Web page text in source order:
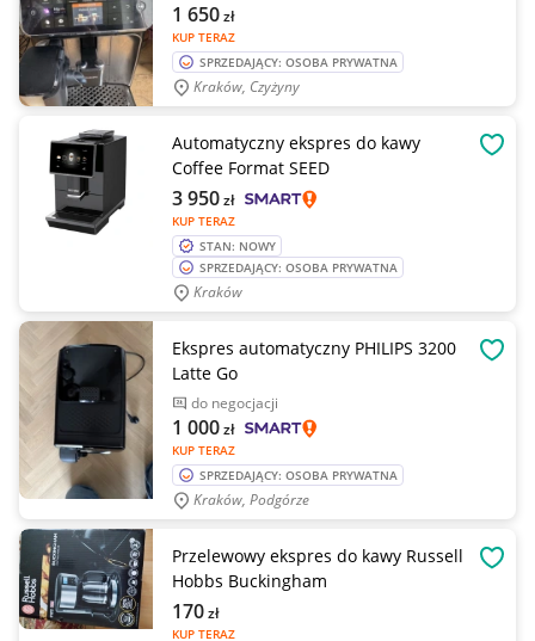
KUP TERAZ
1 650zł
SPRZEDAJĄCY: OSOBA PRYWATNA
Kraków, Czyżyny
Automatyczny ekspres do kawy
Coffee Format SEED
KUP TERAZ
3 950zł
STAN: NOWY
SPRZEDAJĄCY: OSOBA PRYWATNA
Kraków
Ekspres automatyczny PHILIPS 3200
Latte Go
do negocjacji
KUP TERAZ
1 000zł
SPRZEDAJĄCY: OSOBA PRYWATNA
Kraków, Podgórze
Przelewowy ekspres do kawy Russell
Hobbs Buckingham
KUP TERAZ
170zł